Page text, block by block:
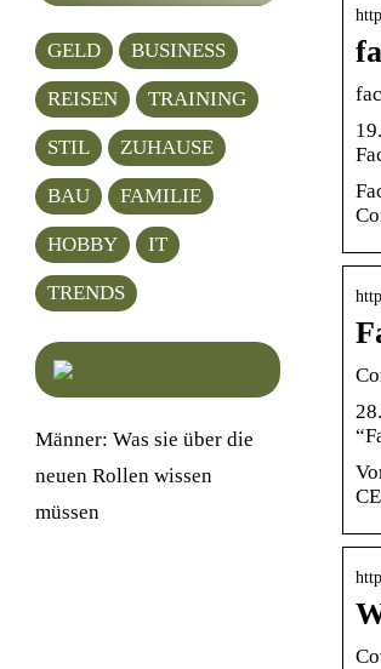
GELD BUSINESS
REISEN TRAINING
STIL ZUHAUSE
BAU FAMILIE
HOBBY IT
TRENDS
Männer: Was sie über die
neuen Rollen wissen
müssen